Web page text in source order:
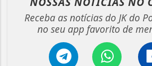
Receba as notícias do JK do
no seu app favorito de